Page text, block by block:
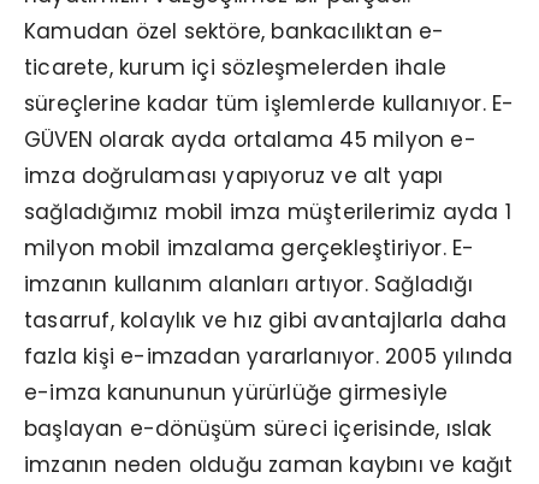
Kamudan özel sektöre, bankacılıktan e-
ticarete, kurum içi sözleşmelerden ihale
süreçlerine kadar tüm işlemlerde kullanıyor. E-
GÜVEN olarak ayda ortalama 45 milyon e-
imza doğrulaması yapıyoruz ve alt yapı
sağladığımız mobil imza müşterilerimiz ayda 1
milyon mobil imzalama gerçekleştiriyor. E-
imzanın kullanım alanları artıyor. Sağladığı
tasarruf, kolaylık ve hız gibi avantajlarla daha
fazla kişi e-imzadan yararlanıyor. 2005 yılında
e-imza kanununun yürürlüğe girmesiyle
başlayan e-dönüşüm süreci içerisinde, ıslak
imzanın neden olduğu zaman kaybını ve kağıt